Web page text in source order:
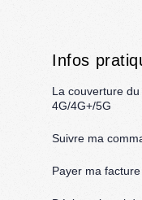
Infos
La couverture
4G/4G+/5G
Suivre ma
Payer ma facture